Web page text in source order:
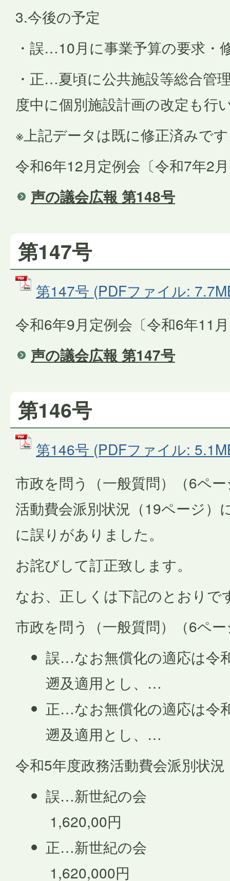
3.今後の予定
・誤…10月に事業予算の要求・
・正…夏頃に公共施設等総合管
度中に個別施設計画の改定も行
※上記データは既に修正済みで
令和6年12月定例会〔令和7年2
声の議会広報 第148号
第147号
第147号 (PDFファイル:
令和6年9月定例会〔令和6年11
声の議会広報 第147号
第146号
第146号 (PDFファイル:
市政を問う（一般質問）（6ペ
活動費会派別状況（19ページ）
に誤りがありました。
お詫びして訂正致します。
なお、正しくは下記のとおりで
市政を問う（一般質問）（6ペ
誤…なお無償化の適応は令
遡及適用とし、…
正…なお無償化の適応は令
遡及適用とし、…
令和5年度政務活動費会派別状
誤…新世紀の会
1,620,00円
正…新世紀の会
1,620,000円